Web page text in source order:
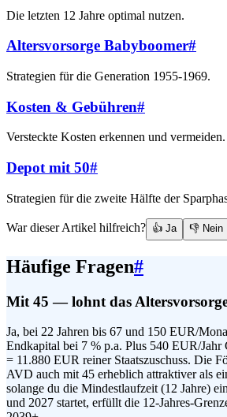
Die letzten 12 Jahre optimal nutzen.
Altersvorsorge Babyboomer#
Strategien für die Generation 1955-1969.
Kosten & Gebühren#
Versteckte Kosten erkennen und vermeiden.
Depot mit 50#
Strategien für die zweite Hälfte der
War dieser Artikel hilfreich? 👍 Ja 👎 Nein
Häufige Fragen#
Mit 45 — lohnt das
Ja, bei 22 Jahren bis 67 und 150 EUR/
Endkapital bei 7 % p.a. Plus 540 EUR/Jahr
= 11.880 EUR reiner Staatszuschuss. Die
AVD auch mit 45 erheblich attraktiver als
solange du die Mindestlaufzeit (12 Jahre)
und 2027 startet, erfüllt die 12-Jahres-